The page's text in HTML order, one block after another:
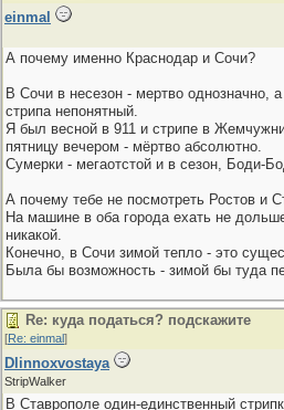
einmal
А почему именно Краснодар и Сочи?
В Сочи в несезон - мертво однозначно,
стрипа непонятный.
Я был весной в 911 и стрипе в
пятницу вечером - мёртво абсолютно.
Сумерки - мегаотстой и в сезон, Боди-
А почему тебе не посмотреть Ростов и
На машине в оба города ехать не
никакой.
Конечно, в Сочи зимой тепло - это
Была бы возможность - зимой бы туда
Re: куда податься? подскажите
[Re: einmal]
Dlinnoxvostaya
StripWalker
В Ставрополе один-единственный